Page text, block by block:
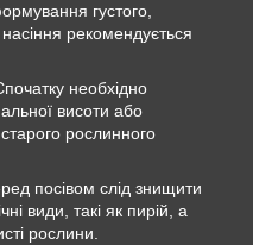
густого,
рекомендується
необхідно
висоти або
рослинного
посівом слід знищити
види, такі як пирій, а
рослини.